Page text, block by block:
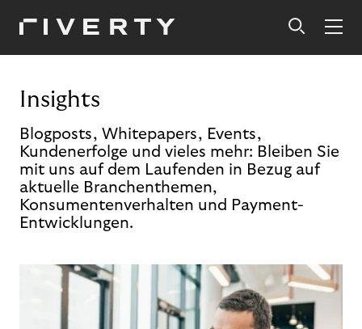
Insights
Blogposts, Whitepapers, Events,
Kundenerfolge und vieles mehr: Bleiben Sie
mit uns auf dem Laufenden in Bezug auf
aktuelle Branchenthemen,
Konsumentenverhalten und Payment-
Entwicklungen.